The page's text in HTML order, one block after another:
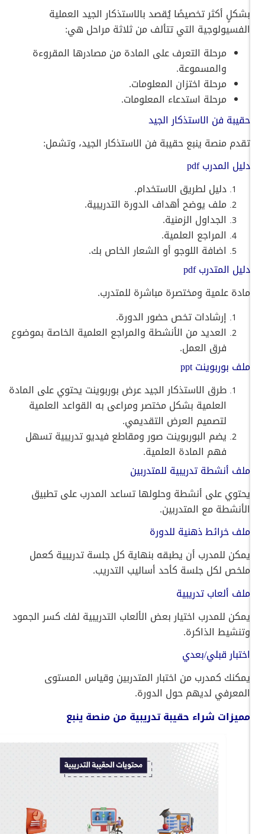
بشكلٍ أكثر تخصيصًا يُقصد بالاستذكار الجيد العملية
الفسيولوجية التي تتألف من ثلاثة مراحل هي:
مرحلة التعرف على المادة من مصادرها المقروءة
والمسموعة.
مرحلة اختزان المعلومات.
مرحلة استدعاء المعلومات.
حقيبة فن الاستذكار الجيد
تقدم منصة ينبع حقيبة فن الاستذكار الجيد، وتشمل:
دليل المدرب pdf
دليل لطريق الاستخدام.
ملف يوضح أهداف الدورة التدريبية.
الجداول الزمنية.
المراجع العلمية.
اضافة اللوجو أو الشعار الخاص بك.
دليل المتدرب pdf
مادة علمية ومختصرة مباشرة للمتدرب.
إرشادات تخص حضور الدورة.
العديد من الأنشطة والمراجع العلمية الخاصة بموضوع
فرق العمل.
ملف بوربوينت ppt
طرق الاستذكار الجيد عرض بوربوينت يحتوي على المادة
العلمية بشكل مختصر ومراعى به القواعد العلمية
لتصميم العرض التقديمي.
يضم البوربوينت صور ومقاطع فيديو تدريبية تسهل
فهم المادة العلمية.
ملف أنشطة تدريبية للمتدربين
يحتوي على أنشطة وحلولها تساعد المدرب على تطبيق
الأنشطة مع المتدربين.
ملف خرائط ذهنية للدورة
يمكن للمدرب أن يطبقه بنهاية كل جلسة تدريبية كعمل
ملخص لكل جلسة كأحد أساليب التدريب.
ملف ألعاب تدريبية
يمكن للمدرب اختيار بعض الألعاب التدريبية لفك كسر الجمود
وتنشيط الذاكرة.
اختبار قبلي/بعدي
يمكنك كمدرب من اختبار المتدربين وقياس المستوى
المعرفي لديهم حول الدورة.
مميزات شراء حقيبة تدريبية من منصة ينبع